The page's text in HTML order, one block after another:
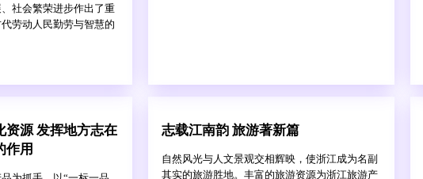
社会繁荣进步作出了重
劳动人民勤劳与智慧的
资源 发挥地方志在
作用
志载江南韵 旅游著新篇
自然风光与人文景观交相辉映，使浙江成为名副
其实的旅游胜地。丰富的旅游资源为浙江旅游产